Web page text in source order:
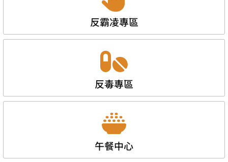
反霸凌專區
反毒專區
午餐中心